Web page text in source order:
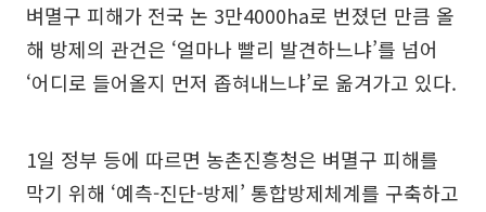
벼멸구 피해가 전국 논 3만4000ha로 번졌던 만큼 올
해 방제의 관건은 ‘얼마나 빨리 발견하느냐’를 넘어
‘어디로 들어올지 먼저 좁혀내느냐’로 옮겨가고 있다.
1일 정부 등에 따르면 농촌진흥청은 벼멸구 피해를
막기 위해 ‘예측-진단-방제’ 통합방제체계를 구축하고